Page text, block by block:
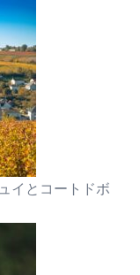
イとコートドボ